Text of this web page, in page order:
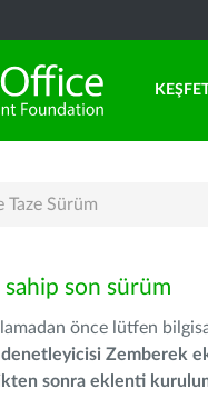
Taze Sürüm
son sürüm
önce lütfen
denetleyicisi Zemberek
sonra eklenti